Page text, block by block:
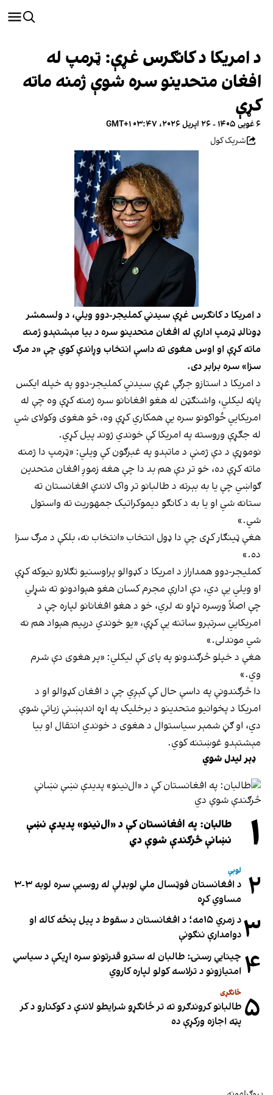
د امریکا د کانګرس غړې: ټرمپ له
افغان متحدینو سره شوې ژمنه ماته
کړې
۶ غویی ۱۴۰۵ - ۲۶ اپریل ۲۰۲۶، ۰۳:۴۷ GMT+۱
شریک کول
د امریکا د کانګرس غړې سیدني کملیجر-دوو ویلي، د ولسمشر
ډونالډ ټرمپ ادارې له افغان متحدینو سره د بیا مېشتېدو ژمنه
ماته کړې او اوس هغوی ته داسې انتخاب وړاندې کوي چې «د مرګ
سزا» سره برابر دی.
د امریکا د استازو جرګې غړې سیدني کملیجر-دوو په خپله ایکس
پاڼه لیکلي، واشنګټن له هغو افغانانو سره ژمنه کړې وه چې له
امریکایي ځواکونو سره یې همکاري کړې وه، څو هغوی وکولای شي
له جګړې وروسته په امریکا کې خوندي ژوند پیل کړي.
نوموړې د دې ژمنې د ماتېدو په غبرګون کې ویلي: «ټرمپ دا ژمنه
ماته کړې ده، خو تر دې هم بد دا چې هغه زموږ افغان متحدین
ګواښي چې یا به بېرته د طالبانو تر واک لاندې افغانستان ته
ستانه شي او یا به د کانګو دیموکراتیک جمهوریت ته واستول
شي.»
هغې ټینګار کړی چې دا ډول انتخاب «انتخاب نه، بلکې د مرګ سزا
ده.»
کملیجر-دوو همداراز د امریکا د کډوالو پراوسنیو تګلارو نیوکه کړې
او ویلي یې دي، دې ادارې مجرم کسان هغو هېوادونو ته شړلي
چې اصلاً ورسره تړاو نه لري، خو د هغو افغانانو لپاره چې د
امریکایي سرتېرو ساتنه یې کړې، «یو خوندي درېیم هېواد هم نه
شي موندلی.»
هغې د خپلو څرګندونو په پای کې لیکلي: «پر هغوی دې شرم
وي.»
دا څرګندونې په داسې حال کې کېږي چې د افغان کډوالو او د
امریکا د پخوانیو متحدینو د برخلیک په اړه اندېښنې زیاتې شوې
دي، او ګڼ شمېر سیاستوال د هغوی د خوندي انتقال او بیا
مېشتېدو غوښتنه کوي.
ډېر لیدل شوي
۱
طالبان: په افغانستان کې د «ال‌نینو» پدیدې نښې
نښانې څرګندې شوې دي
۲ لوبې
د افغانستان فوټسال ملي لوبډلې له روسیې سره لوبه ۳-۳
مساوي کړه
۳
د زمري ۱۵مه؛ د افغانستان د سقوط د پیل پنځه کاله او
دوامدارې ننګونې
۴ چینایي رسنۍ: طالبان له سترو قدرتونو سره اړیکې د سیاسي
امتیازونو د ترلاسه کولو لپاره کاروي
۵ ځانګړی
طالبانو کروندګرو ته تر ځانګړو شرایطو لاندې د کوکنارو د کر
پټه اجازه ورکړې ده